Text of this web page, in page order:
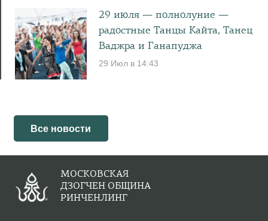
29 июля — полнолуние —
радостные Танцы Кайта, Танец
Ваджра и Ганапуджа
29 Июл в 14:43
Все новости
МОСКОВСКАЯ
ДЗОГЧЕН ОБЩИНА
РИНЧЕНЛИНГ